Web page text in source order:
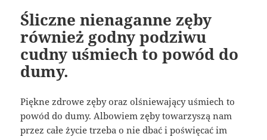
Śliczne nienaganne zęby
również godny podziwu
cudny uśmiech to powód do
dumy.
Piękne zdrowe zęby oraz olśniewający uśmiech to
powód do dumy. Albowiem zęby towarzyszą nam
przez całe życie trzeba o nie dbać i poświęcać im